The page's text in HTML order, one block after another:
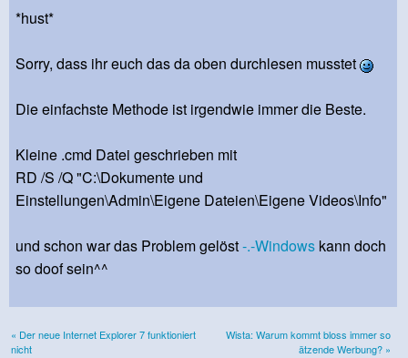
*hust*
Sorry, dass ihr euch das da oben durchlesen musstet
Die einfachste Methode ist irgendwie immer die Beste.
Kleine .cmd Datei geschrieben mit
RD /S /Q "C:\Dokumente und
Einstellungen\Admin\Eigene Dateien\Eigene Videos\Info"
und schon war das Problem gelöst-.-Windows kann doch
so doof sein^^
« Der neue Internet Explorer 7 funktioniert
nicht
Wista: Warum kommt bloss immer so
ätzende Werbung? »